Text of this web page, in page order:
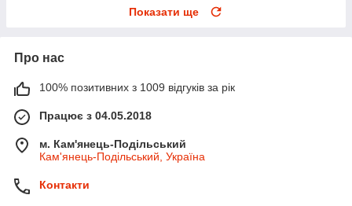
Показати ще
Про нас
100% позитивних з 1009 відгуків за рік
Працює з 04.05.2018
м. Кам'янець-Подільський
Кам'янець-Подільський, Україна
Контакти